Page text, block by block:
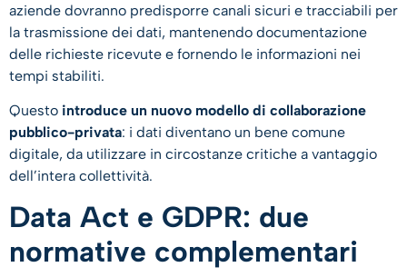
aziende dovranno predisporre canali sicuri e tracciabili per
la trasmissione dei dati, mantenendo documentazione
delle richieste ricevute e fornendo le informazioni nei
tempi stabiliti.
Questo introduce un nuovo modello di collaborazione
pubblico-privata: i dati diventano un bene comune
digitale, da utilizzare in circostanze critiche a vantaggio
dell’intera collettività.
Data Act e GDPR: due
normative complementari